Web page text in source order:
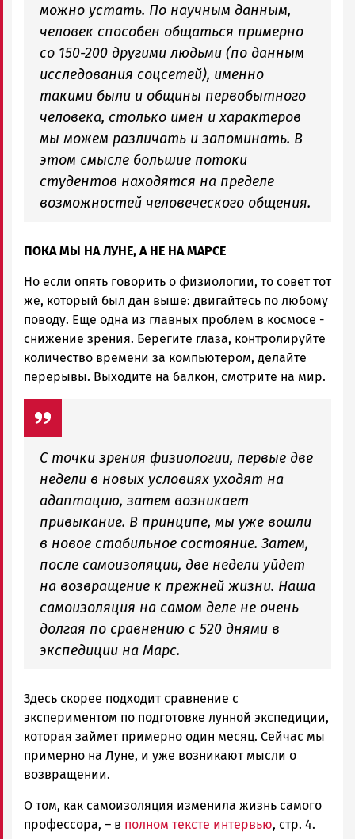
можно устать. По научным данным,
человек способен общаться примерно
со 150-200 другими людьми (по данным
исследования соцсетей), именно
такими были и общины первобытного
человека, столько имен и характеров
мы можем различать и запоминать. В
этом смысле большие потоки
студентов находятся на пределе
возможностей человеческого общения.
ПОКА МЫ НА ЛУНЕ, А НЕ НА МАРСЕ
Но если опять говорить о физиологии, то совет тот
же, который был дан выше: двигайтесь по любому
поводу. Еще одна из главных проблем в космосе -
снижение зрения. Берегите глаза, контролируйте
количество времени за компьютером, делайте
перерывы. Выходите на балкон, смотрите на мир.
С точки зрения физиологии, первые две
недели в новых условиях уходят на
адаптацию, затем возникает
привыкание. В принципе, мы уже вошли
в новое стабильное состояние. Затем,
после самоизоляции, две недели уйдет
на возвращение к прежней жизни. Наша
самоизоляция на самом деле не очень
долгая по сравнению с 520 днями в
экспедиции на Марс.
Здесь скорее подходит сравнение с
экспериментом по подготовке лунной экспедиции,
которая займет примерно один месяц. Сейчас мы
примерно на Луне, и уже возникают мысли о
возвращении.
О том, как самоизоляция изменила жизнь самого
профессора, – в полном тексте интервью, стр. 4.